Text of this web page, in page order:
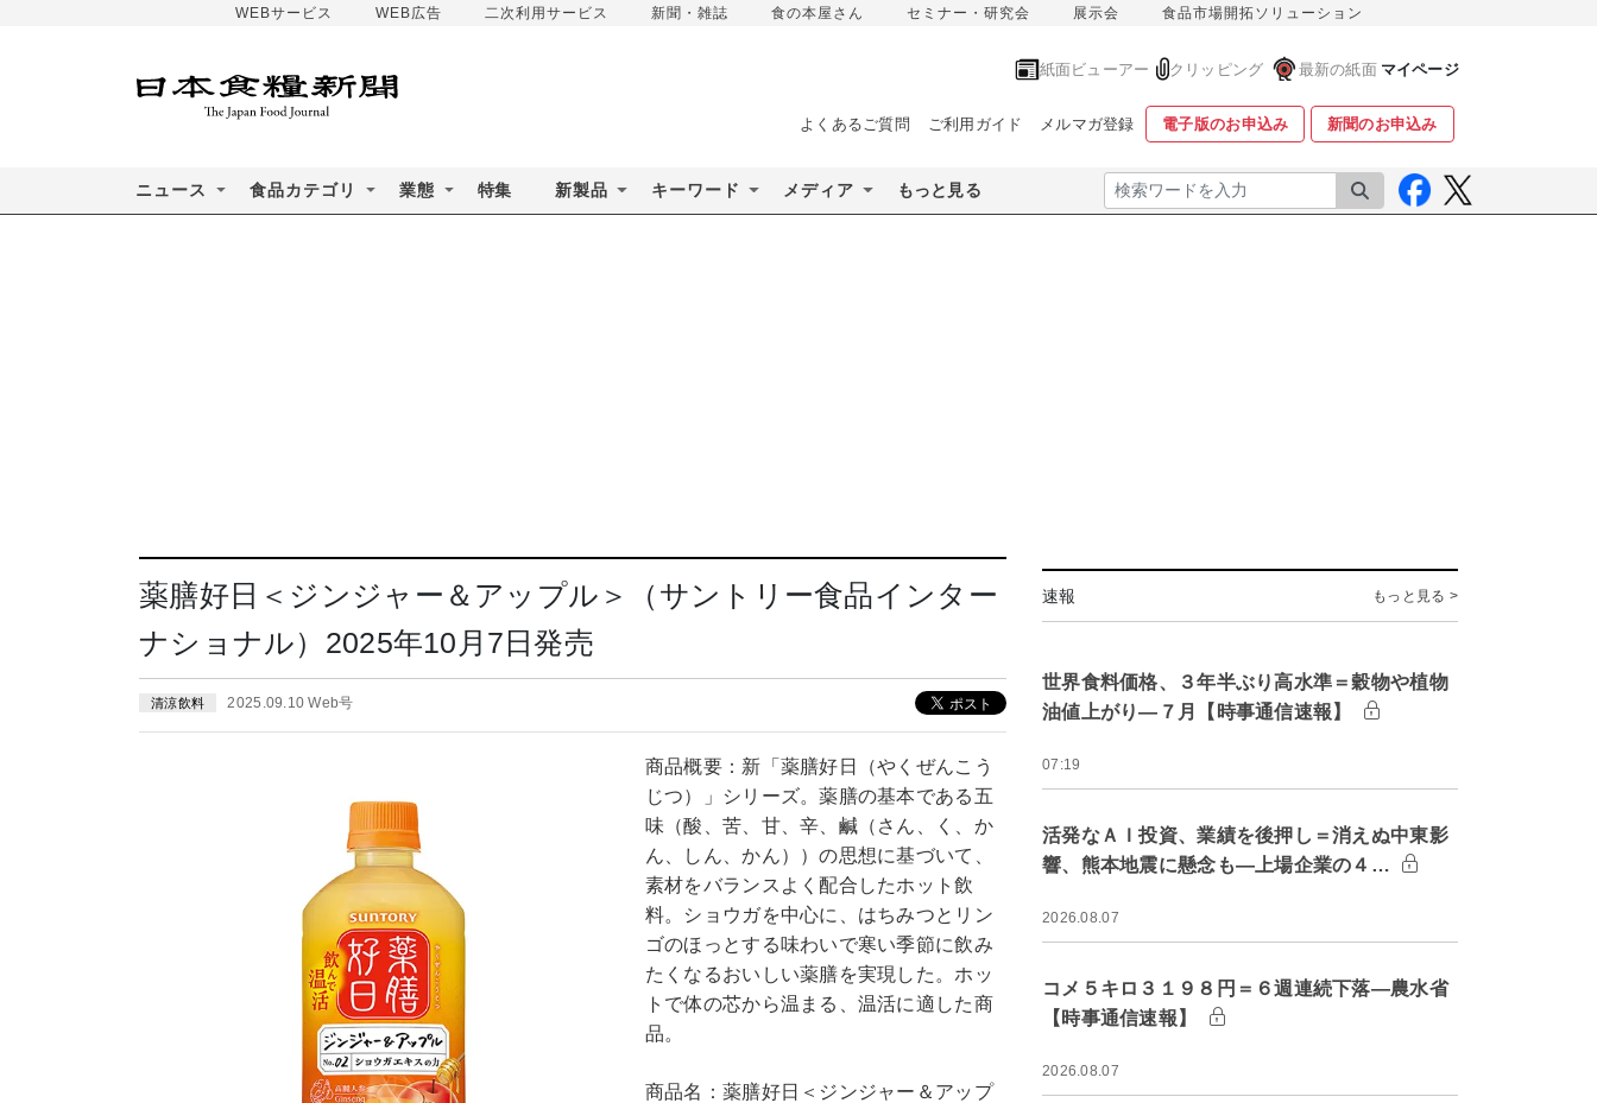
WEBサービス WEB広告 二次利用サービス 新聞・雑誌 食の本屋さん セミナー・研究会 展示会 食品市場開拓ソリューション
紙面ビューアー クリッピング 最新の紙面 マイページ
よくあるご質問 ご利用ガイド メルマガ登録 電子版のお申込み 新聞のお申込み
ニュース 食品カテゴリ 業態 特集 新製品 キーワード メディア もっと見る 検索
薬膳好日＜ジンジャー＆アップル＞（サントリー食品インター
ナショナル）2025年10月7日発売
清涼飲料 2025.09.10 Web号
商品概要：新「薬膳好日（やくぜんこう
じつ）」シリーズ。薬膳の基本である五
味（酸、苦、甘、辛、鹹（さん、く、か
ん、しん、かん））の思想に基づいて、
素材をバランスよく配合したホット飲
料。ショウガを中心に、はちみつとリン
ゴのほっとする味わいで寒い季節に飲み
たくなるおいしい薬膳を実現した。ホッ
トで体の芯から温まる、温活に適した商
品。
商品名：薬膳好日＜ジンジャー＆アップ
速報 もっと見る >
世界食料価格、３年半ぶり高水準＝穀物や植物
油値上がり―７月【時事通信速報】
07:19
活発なＡＩ投資、業績を後押し＝消えぬ中東影
響、熊本地震に懸念も―上場企業の４…
2026.08.07
コメ５キロ３１９８円＝６週連続下落―農水省
【時事通信速報】
2026.08.07